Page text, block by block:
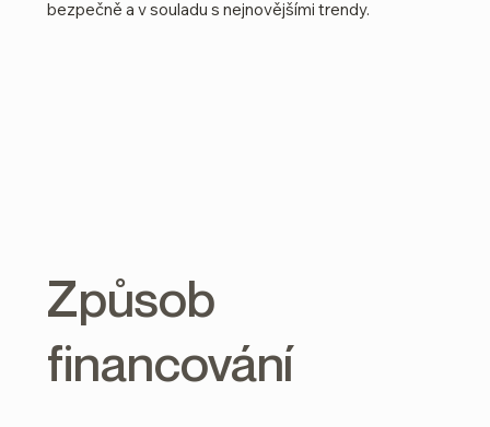
bezpečně a v souladu s nejnovějšími trendy.
Způsob
financování